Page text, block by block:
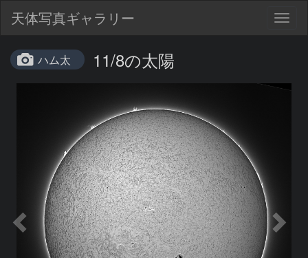
天体写真ギャラリー
ハム太 11/8の太陽